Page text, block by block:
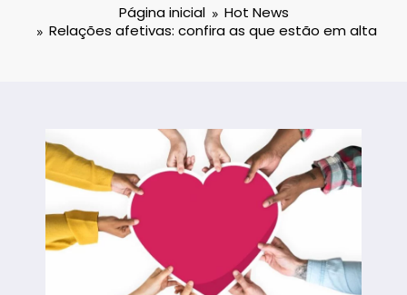
Página inicial
Hot News
Relações afetivas: confira as que estão em alta